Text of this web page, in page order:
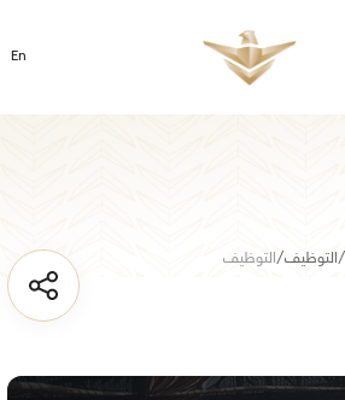
En
التوظيف التوظيف